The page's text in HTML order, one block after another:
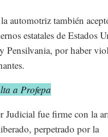
automotriz también
estatales de Estados
Pensilvania, por haber
a Profepa
Judicial fue firme con la
perpetrado por la